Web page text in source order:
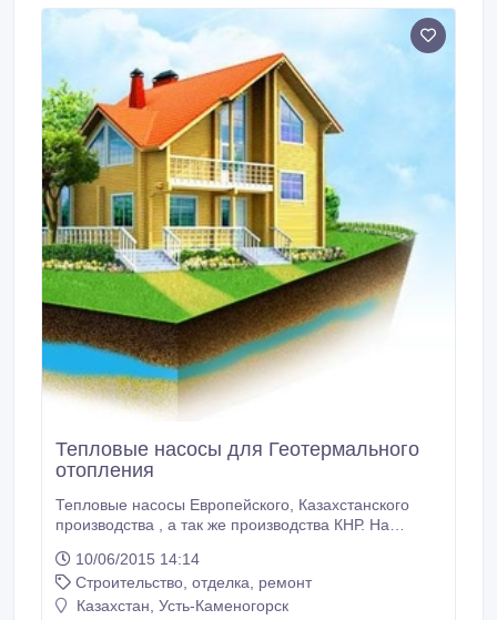
Тепловые насосы для Геотермального
отопления
Тепловые насосы Европейского, Казахстанского
производства , а так же производства КНР. На
является наиболее эффективной
энергосберегающей системой для отопления и
пассивного охлаждения (кондиционирования).
10/06/2015 14:14
Строительство, отделка, ремонт
Казахстан, Усть-Каменогорск